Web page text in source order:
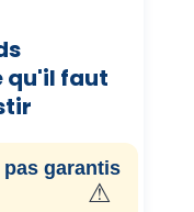
qu'il faut
garantis